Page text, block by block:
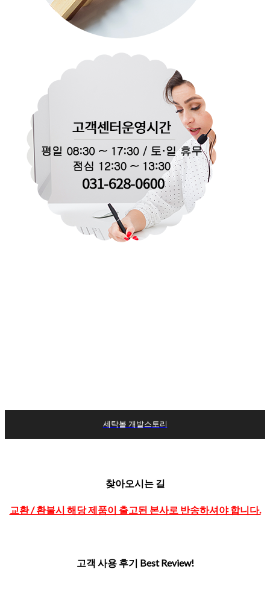
세탁볼 개발스토리
찾아오시는 길
교환 / 환불시 해당 제품이 출고된 본사로 반송하셔야 합니다.
고객 사용 후기 Best Review!